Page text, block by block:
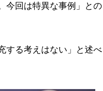
今回は特異な事例」との
する考えはない」と述べ